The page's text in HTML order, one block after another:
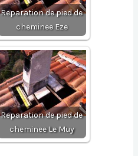
Reparation de pied de
cheminee Eze
Reparation de pied de
cheminee Le Muy